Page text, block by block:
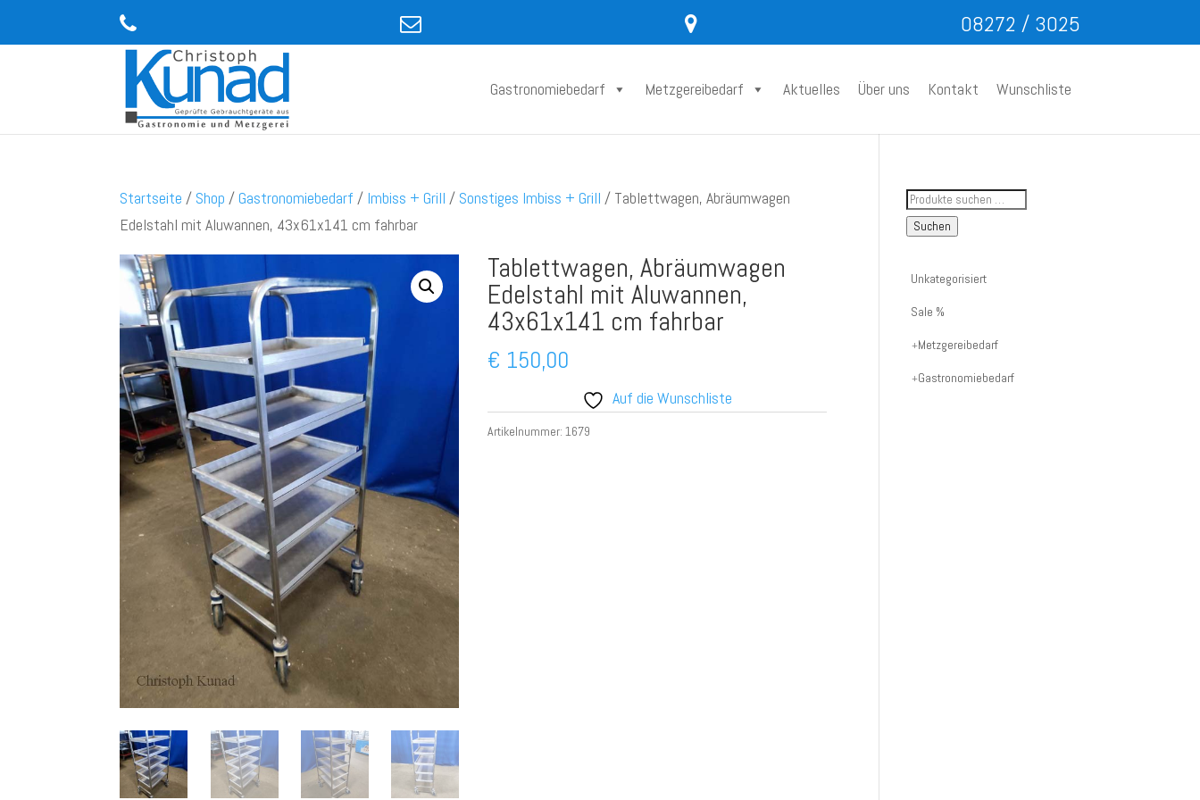
08272 / 3025
Gastronomiebedarf Metzgereibedarf Aktuelles Über uns Kontakt Wunschliste
Startseite / Shop /Gastronomiebedarf / Imbiss + Grill / Sonstiges Imbiss + Grill / Tablettwagen, Abräumwagen
Edelstahl mit Aluwannen, 43x61x141 cm fahrbar
Tablettwagen, Abräumwagen
Edelstahl mit Aluwannen,
43x61x141 cm fahrbar
€ 150,00
Auf die Wunschliste
Artikelnummer:1679
Suche
nach
oder
Produktname:
Suchen
Unkategorisiert
Sale %
Metzgereibedarf
Gastronomiebedarf